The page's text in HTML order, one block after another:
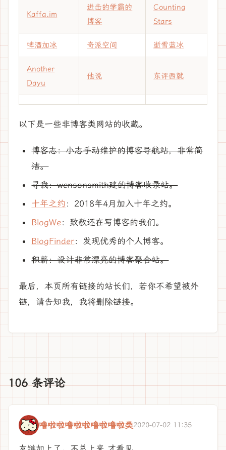
Kaffa.im
进击的学霸的
博客
Counting
Stars
啤酒加冰 奇派空间 逝雪蓝冰
Another
Dayu
他说 东评西就
以下是一些非博客类网站的收藏。
博客志：小志手动维护的博客导航站，非常简
洁。
寻我：wensonsmith建的博客收录站。
十年之约 ：2018年4月加入十年之约。
BlogWe：致敬还在写博客的我们。
BlogFinder：发现优秀的个人博客。
积薪：设计非常漂亮的博客聚合站。
最后，本页所有链接的站长们，若你不希望被外
链，请告知我，我将删除链接。
106 条评论
噜啦啦噜啦啦噜啦噜啦类2020-07-02 11:35